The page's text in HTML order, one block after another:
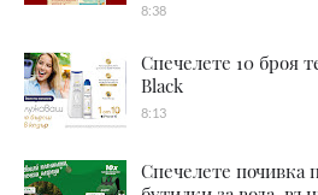
8:38
Спечелете 10 броя
Black
8:13
Спечелете почивка